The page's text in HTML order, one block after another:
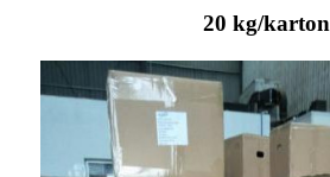
20 kg/karton